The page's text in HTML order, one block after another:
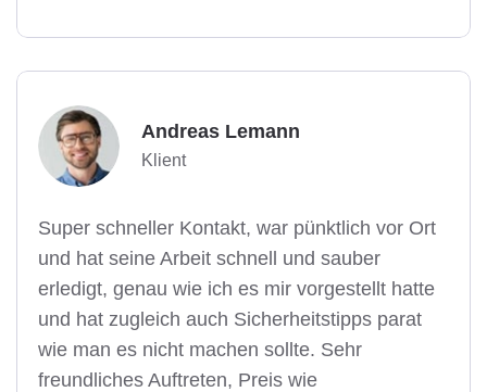
Andreas Lemann
Klient
Super schneller Kontakt, war pünktlich vor Ort
und hat seine Arbeit schnell und sauber
erledigt, genau wie ich es mir vorgestellt hatte
und hat zugleich auch Sicherheitstipps parat
wie man es nicht machen sollte. Sehr
freundliches Auftreten, Preis wie